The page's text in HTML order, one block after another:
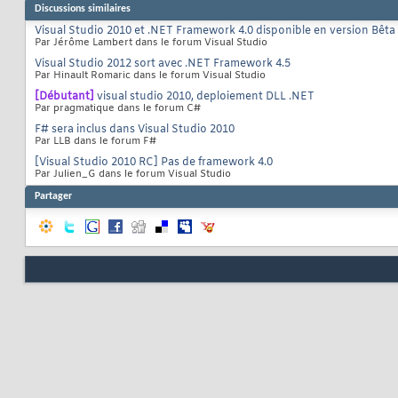
Discussions similaires
Visual Studio 2010 et .NET Framework 4.0 disponible en version Bêta
Par Jérôme Lambert dans le forum Visual Studio
Visual Studio 2012 sort avec .NET Framework 4.5
Par Hinault Romaric dans le forum Visual Studio
[Débutant] visual studio 2010, deploiement DLL .NET
Par pragmatique dans le forum C#
F# sera inclus dans Visual Studio 2010
Par LLB dans le forum F#
[Visual Studio 2010 RC] Pas de framework 4.0
Par Julien_G dans le forum Visual Studio
Partager